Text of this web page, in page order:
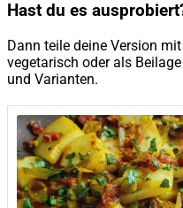
Hast du es
Dann teile deine Version
vegetarisch oder als
und Varianten.